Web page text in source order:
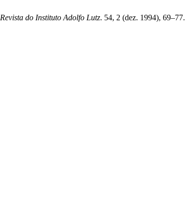
Revista do Instituto Adolfo Lutz. 54, 2 (dez. 1994), 69–77.